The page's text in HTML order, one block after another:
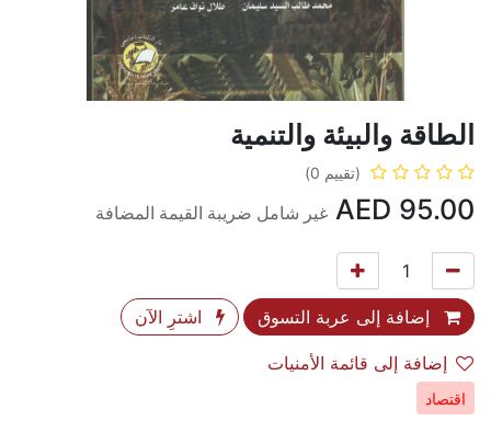
الطاقة والبيئة والتنمية
(تقييم 0)
95.00 غير شامل ضريبة القيمة المضافة
إضافة إلى عربة التسوق اشترِ الآن
إضافة إلى قائمة الأمنيات
اقتصاد